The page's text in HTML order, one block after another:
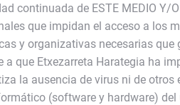
de ESTE MEDIO Y/O
que impidan el acceso a los
y organizativas necesarias que
que Etxezarreta Harategia ha
la ausencia de virus ni de otros
(software y hardware)